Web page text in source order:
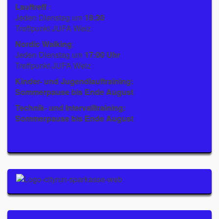
Lauftreff :
Jeden Dienstag um 18:30
Treffpunkt JUFA Weiz
Nordic Walking:
Jeden Dienstag um 17:00 Uhr
Treffpunkt JUFA Weiz
Kinder- und Jugendlauftraining:
Sommerpause bis Ende August
Technik- und Intervalltraining:
Sommerpause bis Ende August